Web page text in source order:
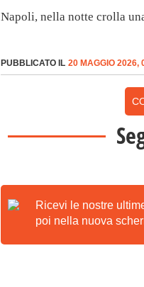
Napoli, nella notte crolla
PUBBLICATO IL 20 MAGGIO 2026,
Ricevi le nostre
poi nella nuova